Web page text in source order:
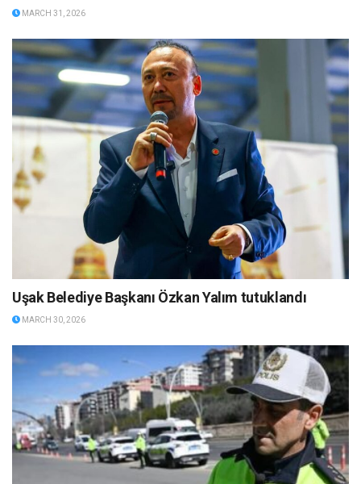
MARCH 31, 2026
Uşak Belediye Başkanı Özkan Yalım tutuklandı
MARCH 30, 2026